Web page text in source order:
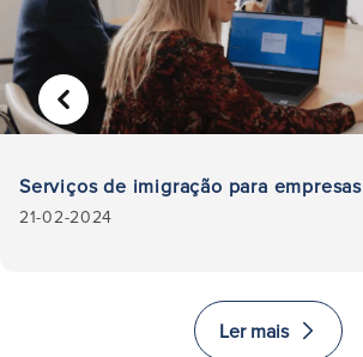
Serviços de imigração para empresas
21-02-2024
Ler mais